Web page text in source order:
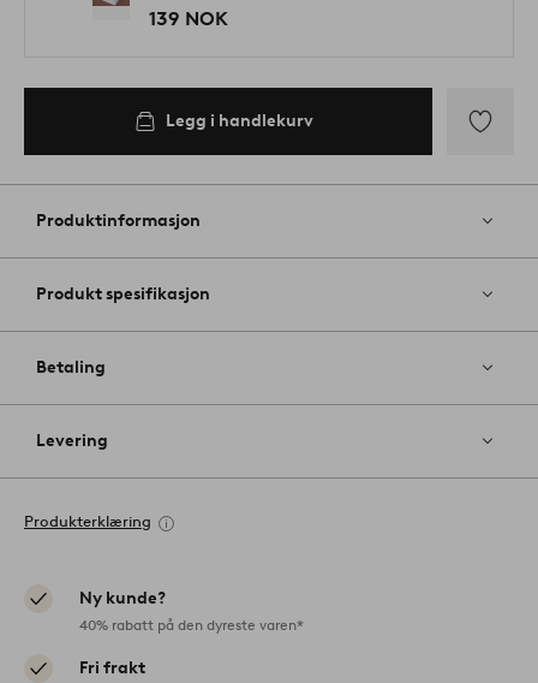
139 NOK
Legg i handlekurv
til
Produktinformasjon
Produkt spesifikasjon
Betaling
Levering
Produkterklæring
Ny kunde?
40% rabatt på den dyreste varen*
Fri frakt